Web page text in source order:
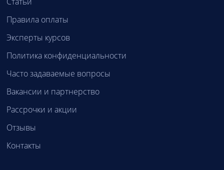
Правила оплаты
Эксперты курсов
Политика конфиденциальности
Часто задаваемые вопросы
Вакансии и партнерство
Рассрочки и акции
Отзывы
Контакты